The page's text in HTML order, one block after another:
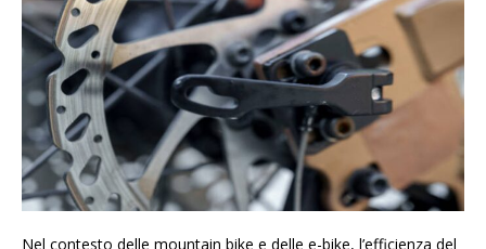
Nel contesto delle mountain bike e delle e-bike, l’efficienza del